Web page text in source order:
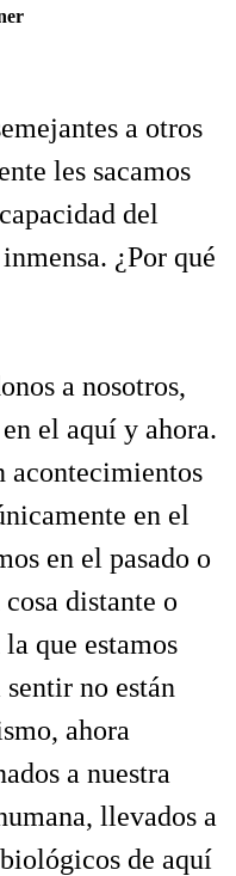
a otros
les sacamos
del
¿Por qué
a nosotros,
el aquí y ahora.
acontecimientos
en el
en el pasado o
distante o
que estamos
no están
ahora
a nuestra
llevados a
de aquí